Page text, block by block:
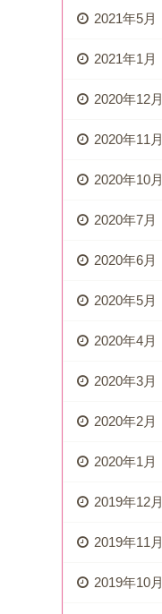
2021年5月
2021年1月
2020年12月
2020年11月
2020年10月
2020年7月
2020年6月
2020年5月
2020年4月
2020年3月
2020年2月
2020年1月
2019年12月
2019年11月
2019年10月